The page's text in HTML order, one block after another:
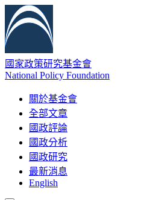
國家政策研究基金會
National Policy Foundation
關於基金會
全部文章
國政評論
國政分析
國政研究
最新消息
English